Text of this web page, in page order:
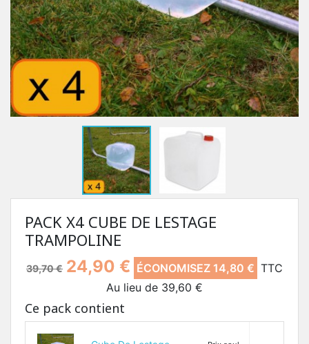
PACK X4 CUBE DE LESTAGE
TRAMPOLINE
39,70 € 24,90 € ÉCONOMISEZ 14,80 € TTC
Au lieu de 39,60 €
Ce pack contient